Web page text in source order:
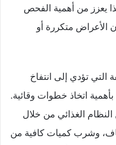
يعزز من أهمية الفحص
الأعراض متكررة أو
التي تؤدي إلى انتفاخ
اتخاذ خطوات وقائية.
الغذائي من خلال
وشرب كميات كافية من